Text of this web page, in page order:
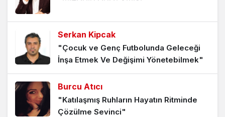
Serkan Kipcak
"Çocuk ve Genç Futbolunda Geleceği
İnşa Etmek Ve Değişimi Yönetebilmek"
Burcu Atıcı
"Katılaşmış Ruhların Hayatın Ritminde
Çözülme Sevinci"